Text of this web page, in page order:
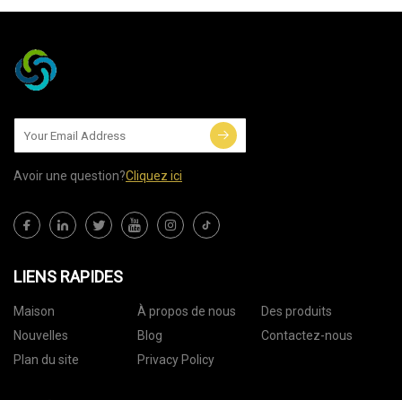
Avoir une question?Cliquez ici
LIENS RAPIDES
Maison À propos de nous
Des produits
Nouvelles
Blog
Contactez-nous
Plan du site
Privacy Policy